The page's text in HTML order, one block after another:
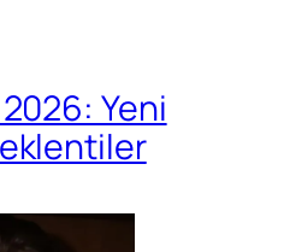
Yeni